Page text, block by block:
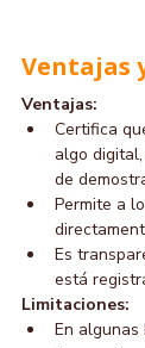
Ventajas
Ventajas:
Certifica
algo
de
Permite a
Es
está
Limitaciones:
En algunas